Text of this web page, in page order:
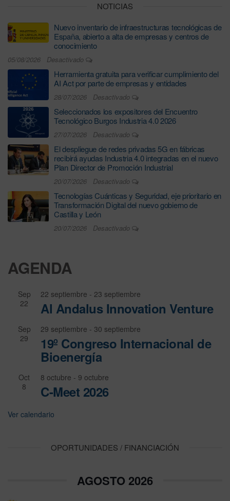
NOTICIAS
Nuevo inventario de infraestructuras tecnológicas de
España, abierto a alta de empresas y centros de
conocimiento
05/08/2026 Desactivado
Herramienta gratuita para verificar cumplimiento del
AI Act por parte de empresas y entidades
28/07/2026 Desactivado
Seleccionados los expositores del Encuentro
Tecnológico Burgos Industria 4.0 2026
27/07/2026 Desactivado
El despliegue de redes privadas 5G en fábricas
recibirá ayudas Industria 4.0 integradas en el nuevo
Plan Director de Promoción Industrial
20/07/2026 Desactivado
Tecnologías Cuánticas y Seguridad, eje prioritario en
Transformación Digital del nuevo gobierno de
Castilla y León
20/07/2026 Desactivado
AGENDA
Sep
22
22 septiembre - 23 septiembre
Al Andalus Innovation Venture
Sep
29
29 septiembre - 30 septiembre
19º Congreso Internacional de
Bioenergía
Oct
8
8 octubre - 9 octubre
C-Meet 2026
Ver calendario
OPORTUNIDADES / FINANCIACIÓN
AGOSTO 2026